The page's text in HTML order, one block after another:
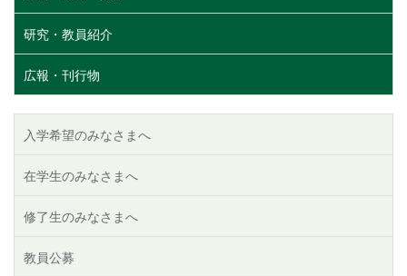
研究・教員紹介
広報・刊行物
入学希望のみなさまへ
在学生のみなさまへ
修了生のみなさまへ
教員公募